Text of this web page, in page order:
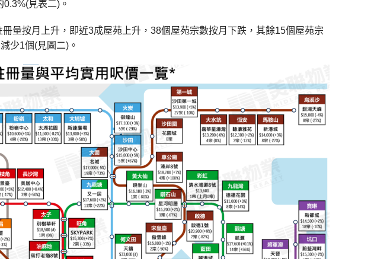
見表二)。
量按月上升，即近3成屋苑上升，38個屋苑宗數按月下跌，其餘15個屋苑宗
少1個(見圖二)。